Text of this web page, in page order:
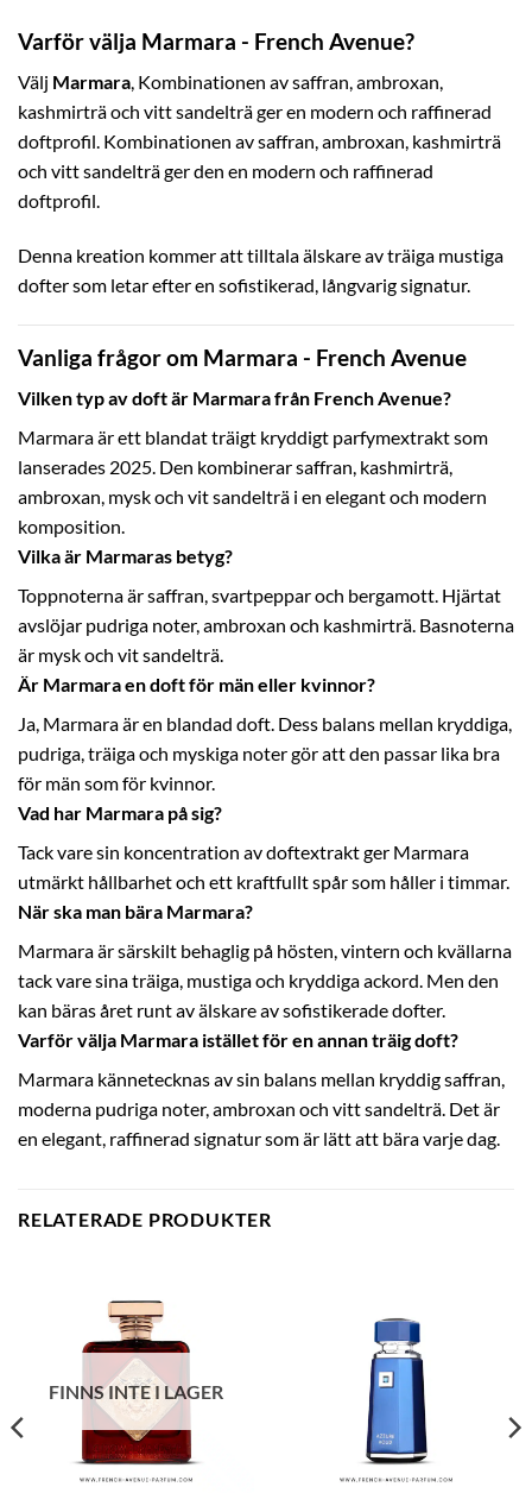
Varför välja Marmara - French Avenue?
Välj Marmara, Kombinationen av saffran, ambroxan,
kashmirträ och vitt sandelträ ger en modern och raffinerad
doftprofil. Kombinationen av saffran, ambroxan, kashmirträ
och vitt sandelträ ger den en modern och raffinerad
doftprofil.
Denna kreation kommer att tilltala älskare av träiga mustiga
dofter som letar efter en sofistikerad, långvarig signatur.
Vanliga frågor om Marmara - French Avenue
Vilken typ av doft är Marmara från French Avenue?
Marmara är ett blandat träigt kryddigt parfymextrakt som
lanserades 2025. Den kombinerar saffran, kashmirträ,
ambroxan, mysk och vit sandelträ i en elegant och modern
komposition.
Vilka är Marmaras betyg?
Toppnoterna är saffran, svartpeppar och bergamott. Hjärtat
avslöjar pudriga noter, ambroxan och kashmirträ. Basnoterna
är mysk och vit sandelträ.
Är Marmara en doft för män eller kvinnor?
Ja, Marmara är en blandad doft. Dess balans mellan kryddiga,
pudriga, träiga och myskiga noter gör att den passar lika bra
för män som för kvinnor.
Vad har Marmara på sig?
Tack vare sin koncentration av doftextrakt ger Marmara
utmärkt hållbarhet och ett kraftfullt spår som håller i timmar.
När ska man bära Marmara?
Marmara är särskilt behaglig på hösten, vintern och kvällarna
tack vare sina träiga, mustiga och kryddiga ackord. Men den
kan bäras året runt av älskare av sofistikerade dofter.
Varför välja Marmara istället för en annan träig doft?
Marmara kännetecknas av sin balans mellan kryddig saffran,
moderna pudriga noter, ambroxan och vitt sandelträ. Det är
en elegant, raffinerad signatur som är lätt att bära varje dag.
RELATERADE PRODUKTER
FINNS INTE I LAGER